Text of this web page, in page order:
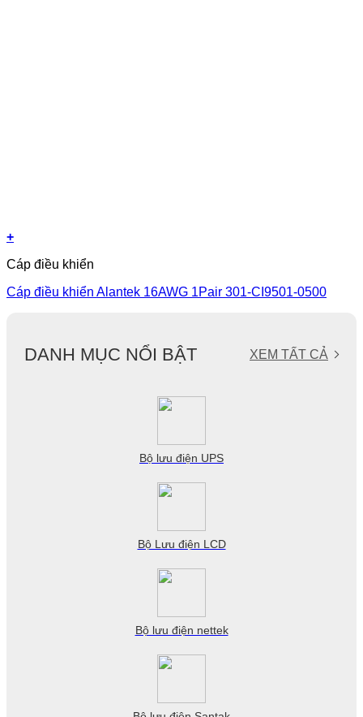
+
Cáp điều khiển
Cáp điều khiển Alantek 16AWG 1Pair 301-CI9501-0500
DANH MỤC NỔI BẬT XEM TẤT CẢ
Bộ lưu điện UPS
Bộ Lưu điện LCD
Bộ lưu điện nettek